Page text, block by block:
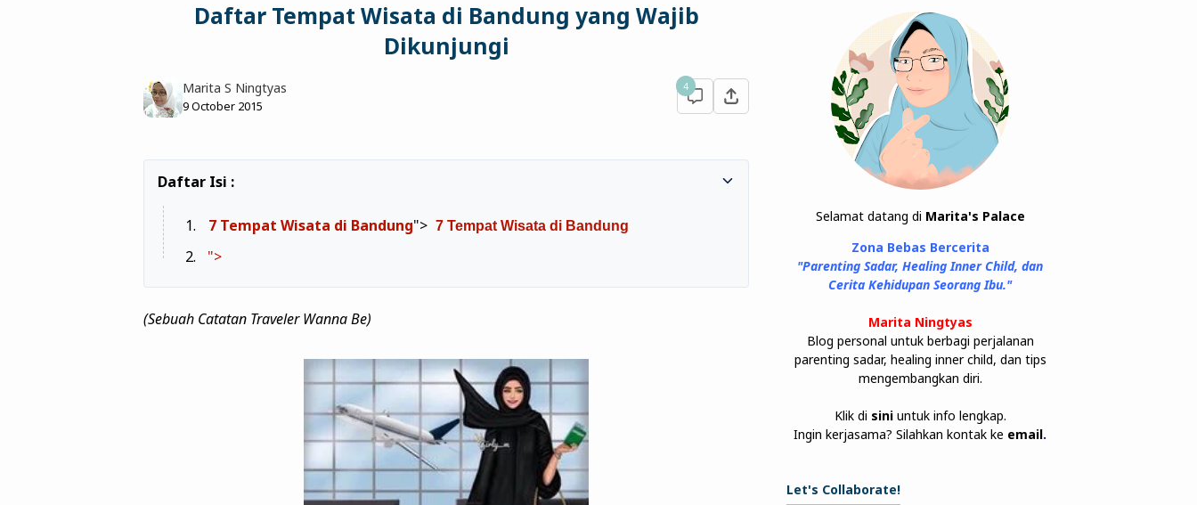
Daftar Tempat Wisata di Bandung yang Wajib
Dikunjungi
Marita S Ningtyas
9 October 2015
4
7 Tempat Wisata di Bandung"> 7 Tempat Wisata di Bandung
">
(Sebuah Catatan Traveler Wanna Be)
Selamat datang di Marita's Palace
Zona Bebas Bercerita
"Parenting Sadar, Healing Inner Child, dan
Cerita Kehidupan Seorang Ibu."
Marita Ningtyas
Blog personal untuk berbagi perjalanan
parenting sadar, healing inner child, dan tips
mengembangkan diri.
Klik di sini untuk info lengkap.
Ingin kerjasama? Silahkan kontak ke email.
Let's Collaborate!